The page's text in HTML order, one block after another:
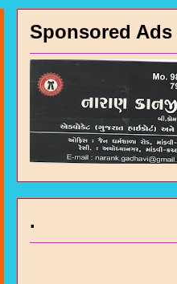
Sponsored Ads
.